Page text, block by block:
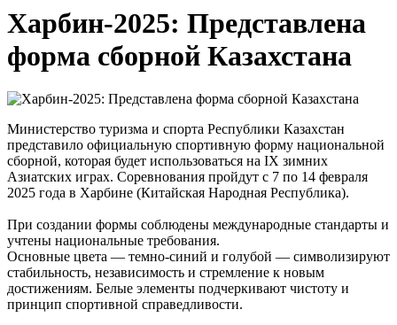
Харбин-2025: Представлена
форма сборной Казахстана
Министерство туризма и спорта Республики Казахстан
представило официальную спортивную форму национальной
сборной, которая будет использоваться на IX зимних
Азиатских играх. Соревнования пройдут с 7 по 14 февраля
2025 года в Харбине (Китайская Народная Республика).
При создании формы соблюдены международные стандарты и
учтены национальные требования.
Основные цвета — темно-синий и голубой — символизируют
стабильность, независимость и стремление к новым
достижениям. Белые элементы подчеркивают чистоту и
принцип спортивной справедливости.